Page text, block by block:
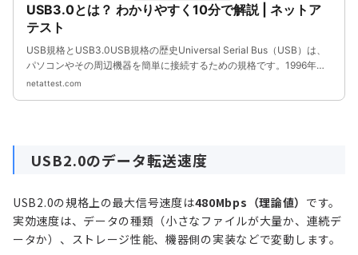
USB3.0とは？ わかりやすく10分で解説 | ネットア
テスト
USB規格とUSB3.0USB規格の歴史Universal Serial Bus（USB）は、
パソコンやその周辺機器を簡単に接続するための規格です。1996年に
採用されたUSB1.0から始まりその後のUSB規格が続々と策定され、19
netattest.com
USB2.0のデータ転送速度
USB2.0の規格上の最大信号速度は480Mbps（理論値） です。
実効速度は、データの種類（小さなファイルが大量か、連続デ
ータか）、ストレージ性能、機器側の実装などで変動します。